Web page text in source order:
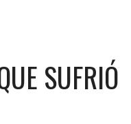
SUFRIÓ